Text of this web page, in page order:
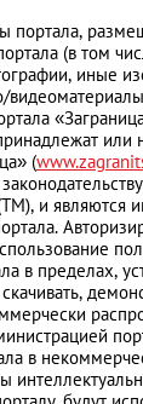
портала,
(в том
иные
или
(
и являются
в пределах,
в